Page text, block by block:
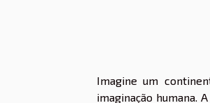
Imagine um
imaginação humana.